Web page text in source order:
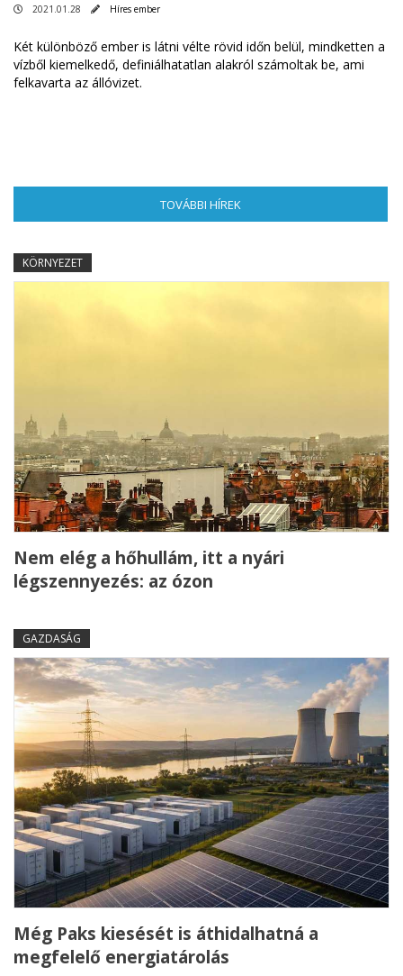
2021.01.28 Híres ember
Két különböző ember is látni vélte rövid időn belül, mindketten a
vízből kiemelkedő, definiálhatatlan alakról számoltak be, ami
felkavarta az állóvizet.
TOVÁBBI HÍREK
KÖRNYEZET
Nem elég a hőhullám, itt a nyári
légszennyezés: az ózon
GAZDASÁG
Még Paks kiesését is áthidalhatná a
megfelelő energiatárolás